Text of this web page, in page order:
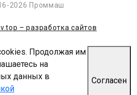
2026 Проммаш
– разработка сайтов
Продолжая им
на
данных в
Согласен